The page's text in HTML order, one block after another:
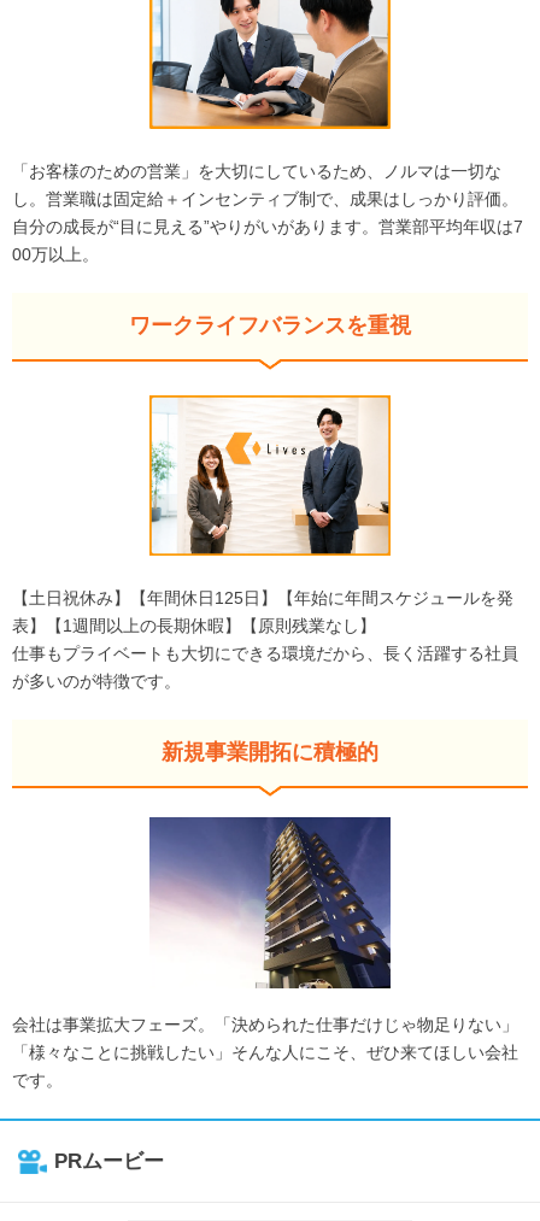
「お客様のための営業」を大切にしているため、ノルマは一切な
し。営業職は固定給＋インセンティブ制で、成果はしっかり評価。
自分の成長が“目に見える”やりがいがあります。営業部平均年収は7
00万以上。
ワークライフバランスを重視
【土日祝休み】【年間休日125日】【年始に年間スケジュールを発
表】【1週間以上の長期休暇】【原則残業なし】
仕事もプライベートも大切にできる環境だから、長く活躍する社員
が多いのが特徴です。
新規事業開拓に積極的
会社は事業拡大フェーズ。「決められた仕事だけじゃ物足りない」
「様々なことに挑戦したい」そんな人にこそ、ぜひ来てほしい会社
です。
PRムービー